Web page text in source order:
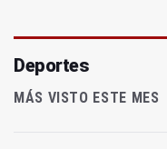
Deportes
MÁS VISTO ESTE MES